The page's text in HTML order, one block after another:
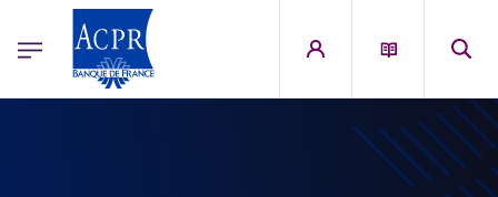
ACPR Menu Principal (French)